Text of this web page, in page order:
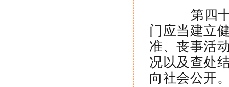
第四十
门应当建立
准、丧事活
况以及查处
向社会公开